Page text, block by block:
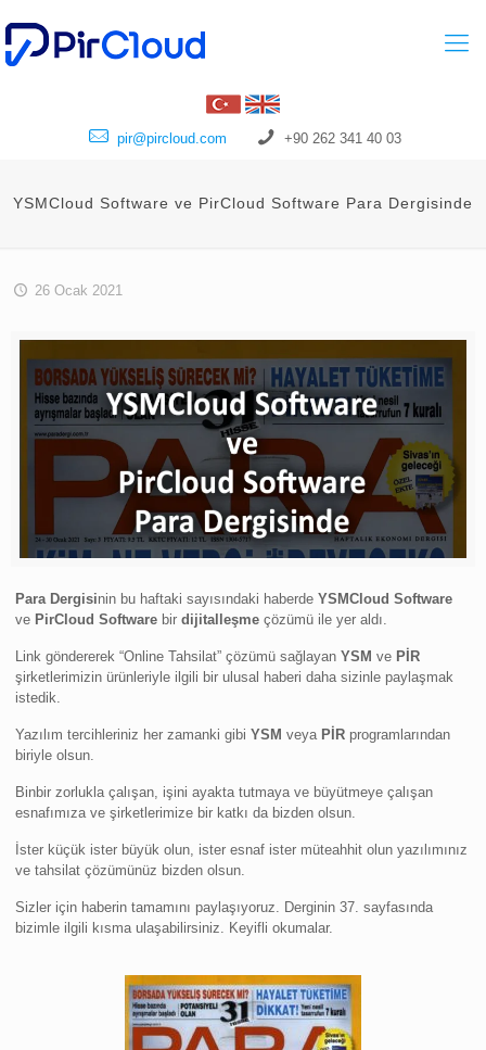
pir@pircloud.com +90 262 341 40 03
YSMCloud Software ve PirCloud Software Para Dergisinde
26 Ocak 2021
Para Dergisinin bu haftaki sayısındaki haberdeYSMCloud Software
ve PirCloud Software birdijitalleşme çözümü ile yer aldı.
Link göndererek “Online Tahsilat” çözümü sağlayanYSMve PİR
şirketlerimizin ürünleriyle ilgili bir ulusal haberi daha sizinle paylaşmak
istedik.
Yazılım tercihleriniz her zamanki gibiYSMveya PİR programlarından
biriyle olsun.
Binbir zorlukla çalışan, işini ayakta tutmaya ve büyütmeye çalışan
esnafımıza ve şirketlerimize bir katkı da bizden olsun.
İster küçük ister büyük olun, ister esnaf ister müteahhit olun yazılımınız
ve tahsilat çözümünüz bizden olsun.
Sizler için haberin tamamını paylaşıyoruz. Derginin 37. sayfasında
bizimle ilgili kısma ulaşabilirsiniz. Keyifli okumalar.